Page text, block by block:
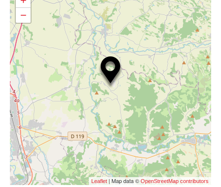
−
Leaflet | Map data © OpenStreetMap contributors